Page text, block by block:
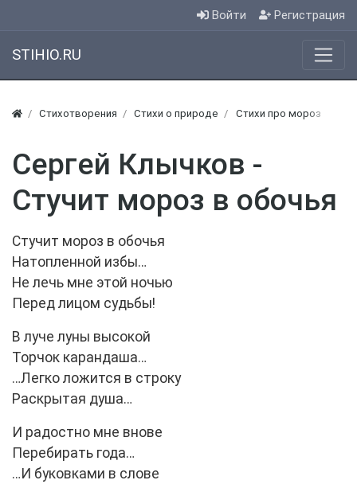
Войти Регистрация
STIHIO.RU
Стихотворения Стихи о природе Стихи про мороз
Сергей Клычков -
Стучит мороз в обочья
Стучит мороз в обочья
Натопленной избы…
Не лечь мне этой ночью
Перед лицом судьбы!
В луче луны высокой
Торчок карандаша…
…Легко ложится в строку
Раскрытая душа…
И радостно мне внове
Перебирать года…
…И буковками в слове